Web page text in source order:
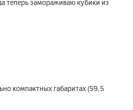
теперь замораживаю кубики из
компактных габаритах (59,5